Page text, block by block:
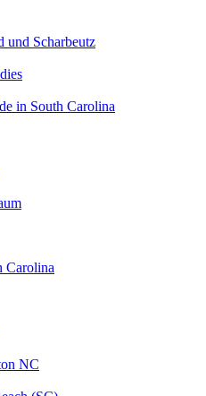
und Scharbeutz
in South Carolina
Carolina
NC